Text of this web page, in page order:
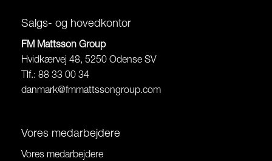
Salgs- og hovedkontor
FM Mattsson Group
Hvidkærvej 48, 5250 Odense SV
Tlf.: 88 33 00 34
danmark@fmmattssongroup.com
Vores medarbejdere
Vores medarbejdere